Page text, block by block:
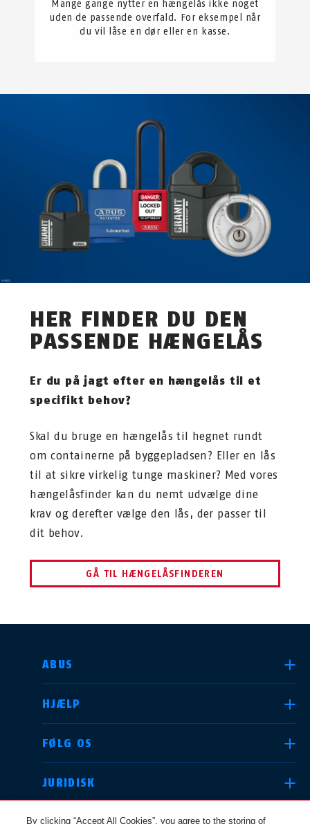
Mange gange nytter en hængelås ikke noget
uden de passende overfald. For eksempel når
du vil låse en dør eller en kasse.
HER FINDER DU DEN
PASSENDE HÆNGELÅS
Er du på jagt efter en hængelås til et
specifikt behov?
Skal du bruge en hængelås til hegnet rundt
om containerne på byggepladsen? Eller en lås
til at sikre virkelig tunge maskiner? Med vores
hængelåsfinder kan du nemt udvælge dine
krav og derefter vælge den lås, der passer til
dit behov.
GÅ TIL HÆNGELÅSFINDEREN
ABUS
HJÆLP
FØLG OS
JURIDISK
VÆLG DIT LAND
Deutschland
By clicking “Accept All Cookies”, you agree to the storing of